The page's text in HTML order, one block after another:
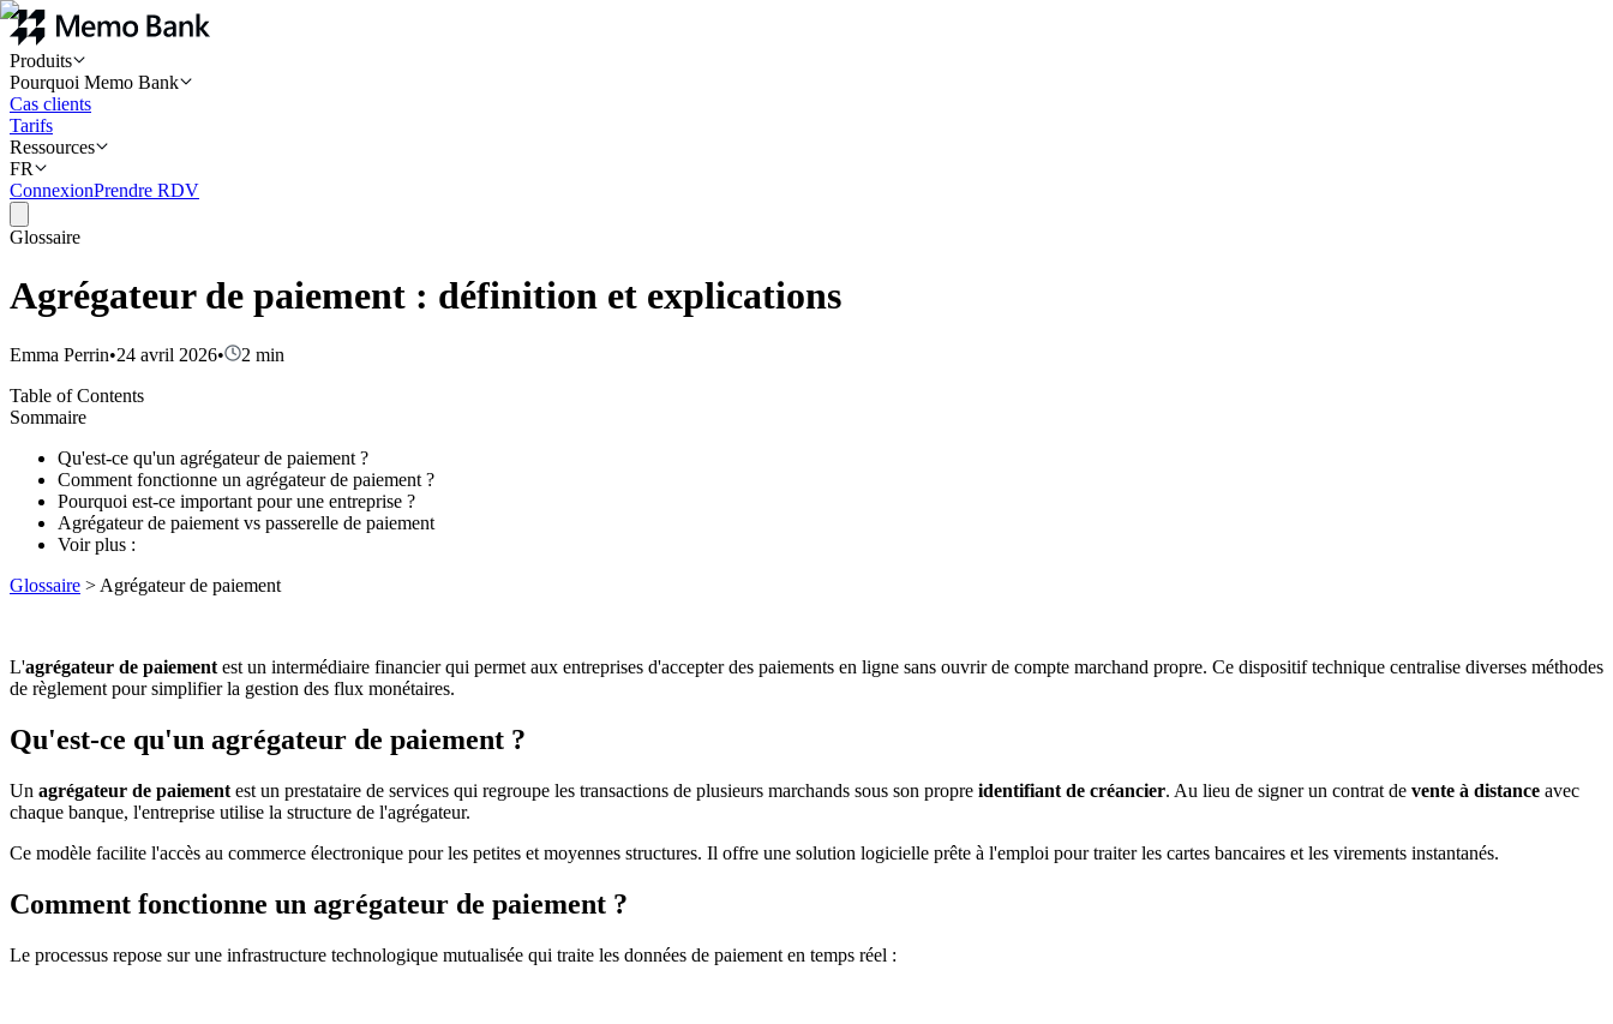
Produits
Pourquoi Memo Bank
Cas clients
Tarifs
Ressources
FR
ConnexionPrendre RDV
Glossaire
Agrégateur de paiement : définition et explications
Emma Perrin•24 avril 2026• 2 min
Table of Contents
Sommaire
Qu'est-ce qu'un agrégateur de paiement ?
Comment fonctionne un agrégateur de paiement ?
Pourquoi est-ce important pour une entreprise ?
Agrégateur de paiement vs passerelle de paiement
Voir plus :
Glossaire > Agrégateur de paiement
L'agrégateur de paiement est un intermédiaire financier qui permet aux entreprises d'accepter des paiements en ligne sans ouvrir de compte marchand propre. Ce dispositif technique centralise diverses méthodes
de règlement pour simplifier la gestion des flux monétaires.
Qu'est-ce qu'un agrégateur de paiement ?
Un agrégateur de paiement est un prestataire de services qui regroupe les transactions de plusieurs marchands sous son propre identifiant de créancier. Au lieu de signer un contrat de vente à distance avec
chaque banque, l'entreprise utilise la structure de l'agrégateur.
Ce modèle facilite l'accès au commerce électronique pour les petites et moyennes structures. Il offre une solution logicielle prête à l'emploi pour traiter les cartes bancaires et les virements instantanés.
Comment fonctionne un agrégateur de paiement ?
Le processus repose sur une infrastructure technologique mutualisée qui traite les données de paiement en temps réel :